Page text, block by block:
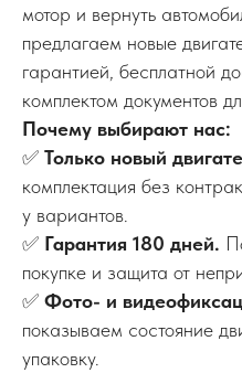
мотор и вернуть
предлагаем новые
гарантией, бесплатной
комплектом документов
Почему выбирают нас:
✅ Только новый
комплектация без
у вариантов.
✅ Гарантия 180 дней.
покупке и защита от
✅ Фото- и
показываем состояние
упаковку.